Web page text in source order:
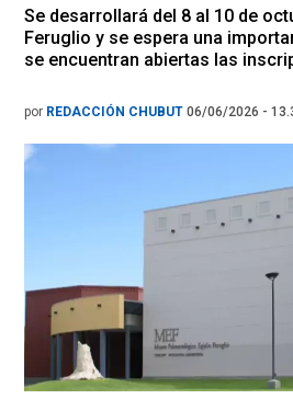
Se desarrollará del 8 al 10 de
Feruglio y se espera una
se encuentran abiertas las
por REDACCIÓN CHUBUT 06/06/2026 -